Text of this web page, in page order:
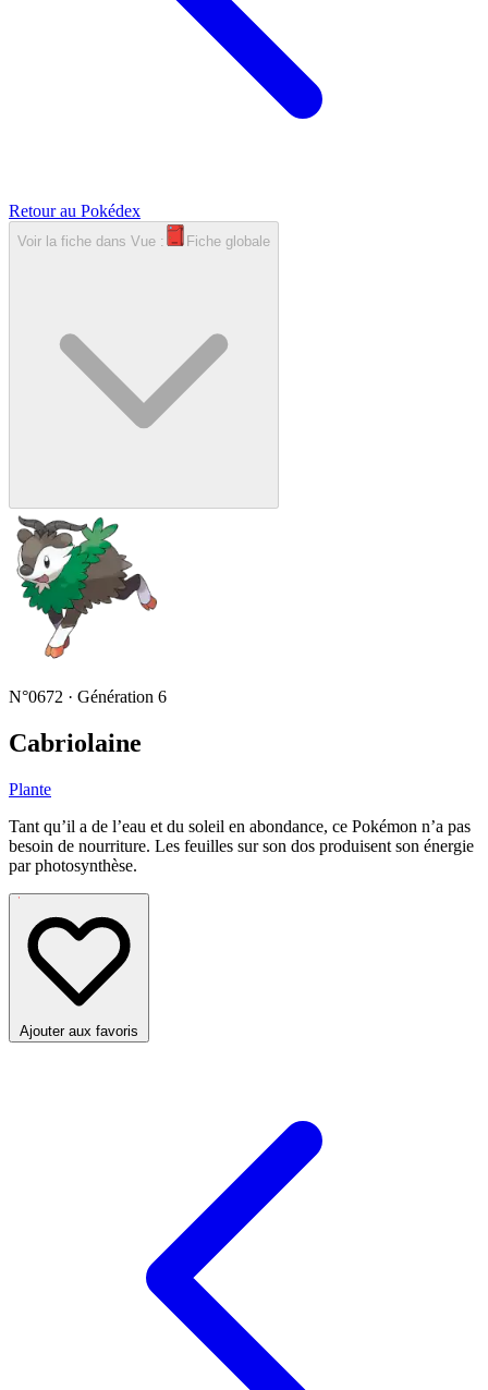
Retour au Pokédex
Voir la fiche dans Vue : Fiche globale
N°0672 · Génération 6
Cabriolaine
Plante
Tant qu’il a de l’eau et du soleil en abondance, ce Pokémon n’a pas
besoin de nourriture. Les feuilles sur son dos produisent son énergie
par photosynthèse.
Ajouter aux favoris